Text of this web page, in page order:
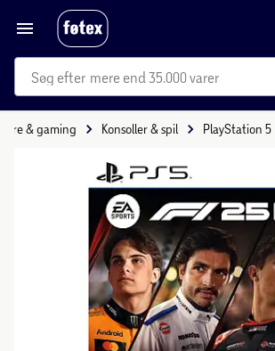
mere end 35.000 varer
& gaming Konsoller & spil PlayStation 5